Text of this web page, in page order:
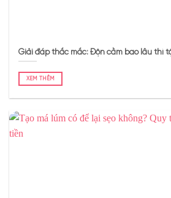
Giải đáp thắc mắc: Độn cằm bao lâu thì
XEM THÊM